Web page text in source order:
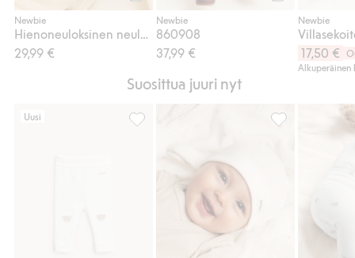
Osta
Newbie
29,99 €
Newbie
860908
37,99 €
Newbie
17,50 €
Alkuperäinen
Suosittua juuri nyt
Uusi
Leggingsit nallekuviolla, LisääPipo korvilla,